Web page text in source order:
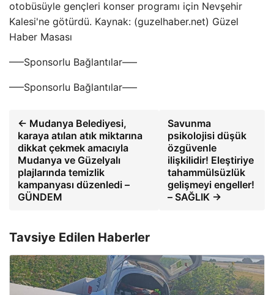
otobüsüyle gençleri konser programı için Nevşehir
Kalesi'ne götürdü. Kaynak: (guzelhaber.net) Güzel
Haber Masası
—–Sponsorlu Bağlantılar—–
—–Sponsorlu Bağlantılar—–
← Mudanya Belediyesi,
karaya atılan atık miktarına
dikkat çekmek amacıyla
Mudanya ve Güzelyalı
plajlarında temizlik
kampanyası düzenledi –
GÜNDEM
Savunma
psikolojisi düşük
özgüvenle
ilişkilidir! Eleştiriye
tahammülsüzlük
gelişmeyi engeller!
– SAĞLIK →
Tavsiye Edilen Haberler